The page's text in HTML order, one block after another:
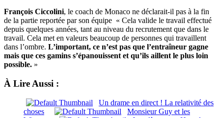
François Ciccolini, le coach de Monaco ne déclarait-il pas à la fin
de la partie reportée par son équipe « Cela valide le travail effectué
depuis quelques années, tant au niveau du recrutement que dans le
travail. Cela met en valeurs beaucoup de personnes qui travaillent
dans l’ombre. L’important, ce n’est pas que l’entraîneur gagne
mais que ces gamins s’épanouissent et qu’ils aillent le plus loin
possible. »
À Lire Aussi :
Un drame en direct ! La relativité des
choses
Monsieur Guy et les